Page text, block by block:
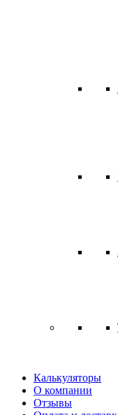
Калькуляторы
О компании
Отзывы